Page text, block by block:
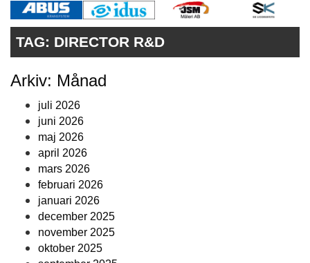
PRENUMERERA
ANNONSERA
TAG: DIRECTOR R&D
Arkiv: Månad
juli 2026
juni 2026
maj 2026
april 2026
mars 2026
februari 2026
januari 2026
december 2025
november 2025
oktober 2025